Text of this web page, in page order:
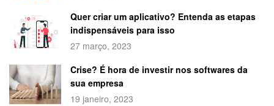
Quer criar um aplicativo? Entenda as etapas
indispensáveis para isso
27 março, 2023
Crise? É hora de investir nos softwares da
sua empresa
19 janeiro, 2023